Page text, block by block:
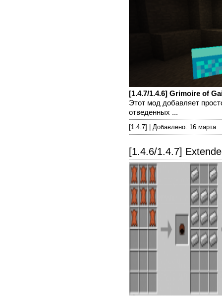
[1.4.7/1.4.6] Grimoire of
Этот мод добавляет
отведенных ...
[1.4.7] | Добавлено: 16 марта
[1.4.6/1.4.7]